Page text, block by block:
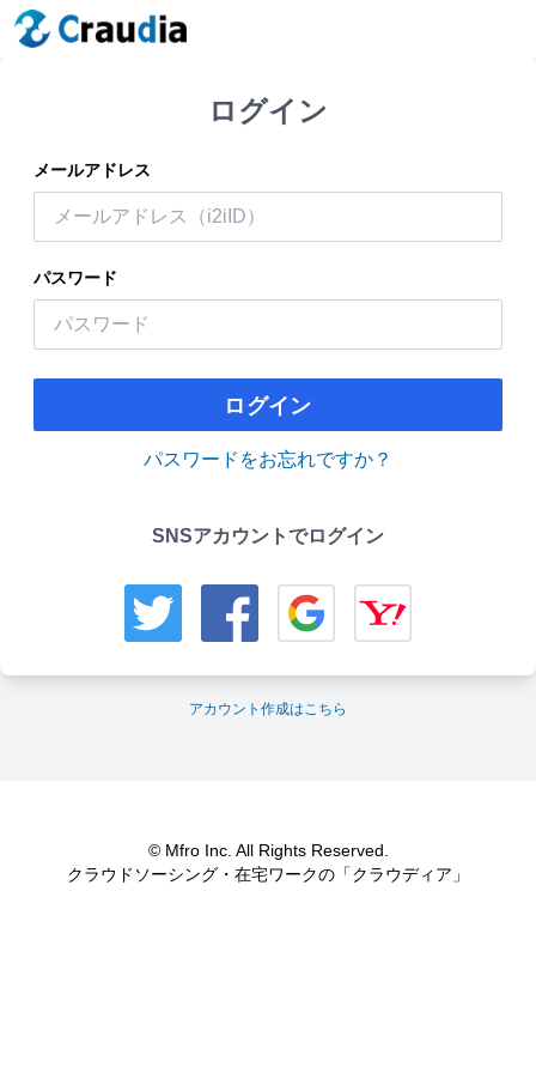
ログイン
メールアドレス
パスワード
ログイン
パスワードをお忘れですか？
SNSアカウントでログイン
アカウント作成はこちら
© Mfro Inc. All Rights Reserved.
クラウドソーシング・在宅ワークの「クラウディア」